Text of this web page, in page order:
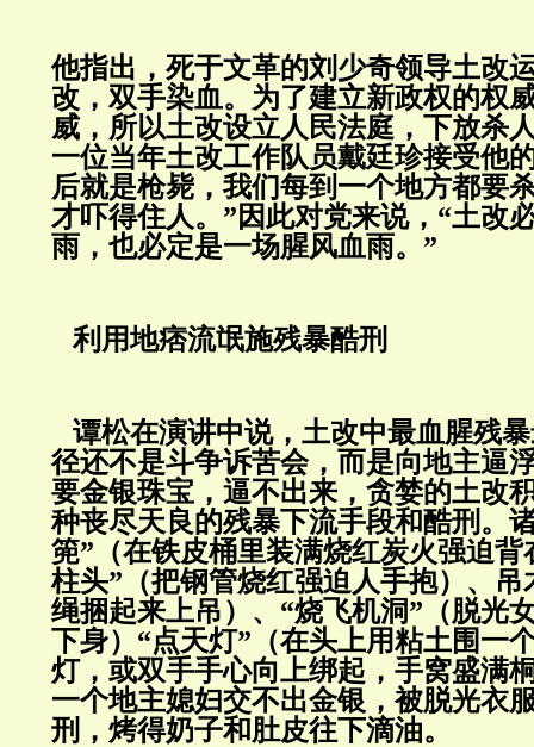
他指出，死于文革的刘少奇领导土改
改，双手染血。为了建立新政权的权
威，所以土改设立人民法庭，下放杀
一位当年土改工作队员戴廷珍接受他
后就是枪毙，我们每到一个地方都要
才吓得住人。”因此对党来说，“土改
雨，也必定是一场腥风血雨。”
利用地痞流氓施残暴酷刑
谭松在演讲中说，土改中最血腥残
径还不是斗争诉苦会，而是向地主逼
要金银珠宝，逼不出来，贪婪的土改
种丧尽天良的残暴下流手段和酷刑。
篼”（在铁皮桶里装满烧红炭火强迫背
柱头”（把钢管烧红强迫人手抱）、
绳捆起来上吊）、“烧飞机洞”（脱光
下身）“点天灯”（在头上用粘土围一
灯，或双手手心向上绑起，手窝盛满
一个地主媳妇交不出金银，被脱光衣
刑，烤得奶子和肚皮往下滴油。